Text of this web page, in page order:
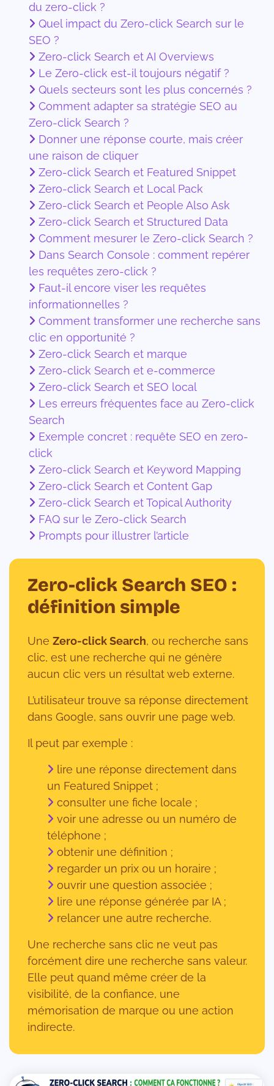
du zero-click ?
Quel impact du Zero-click Search sur le
SEO ?
Zero-click Search et AI Overviews
Le Zero-click est-il toujours négatif ?
Quels secteurs sont les plus concernés ?
Comment adapter sa stratégie SEO au
Zero-click Search ?
Donner une réponse courte, mais créer
une raison de cliquer
Zero-click Search et Featured Snippet
Zero-click Search et Local Pack
Zero-click Search et People Also Ask
Zero-click Search et Structured Data
Comment mesurer le Zero-click Search ?
Dans Search Console : comment repérer
les requêtes zero-click ?
Faut-il encore viser les requêtes
informationnelles ?
Comment transformer une recherche sans
clic en opportunité ?
Zero-click Search et marque
Zero-click Search et e-commerce
Zero-click Search et SEO local
Les erreurs fréquentes face au Zero-click
Search
Exemple concret : requête SEO en zero-
click
Zero-click Search et Keyword Mapping
Zero-click Search et Content Gap
Zero-click Search et Topical Authority
FAQ sur le Zero-click Search
Prompts pour illustrer l’article
Zero-click Search SEO :
définition simple
Une Zero-click Search, ou recherche sans
clic, est une recherche qui ne génère
aucun clic vers un résultat web externe.
L’utilisateur trouve sa réponse directement
dans Google, sans ouvrir une page web.
Il peut par exemple :
lire une réponse directement dans
un Featured Snippet ;
consulter une fiche locale ;
voir une adresse ou un numéro de
téléphone ;
obtenir une définition ;
regarder un prix ou un horaire ;
ouvrir une question associée ;
lire une réponse générée par IA ;
relancer une autre recherche.
Une recherche sans clic ne veut pas
forcément dire une recherche sans valeur.
Elle peut quand même créer de la
visibilité, de la confiance, une
mémorisation de marque ou une action
indirecte.